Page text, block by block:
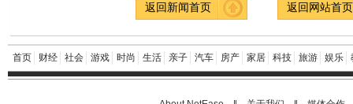
返回新闻首页 返回网站首页
首页 财经 社会 游戏 时尚 生活 亲子 汽车 房产 家居 科技 旅游 娱乐